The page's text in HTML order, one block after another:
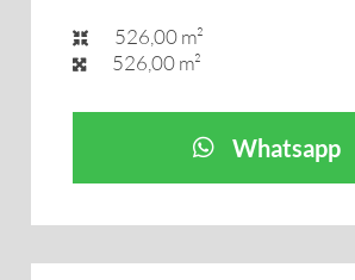
526,00 m²
526,00 m²
Whatsapp